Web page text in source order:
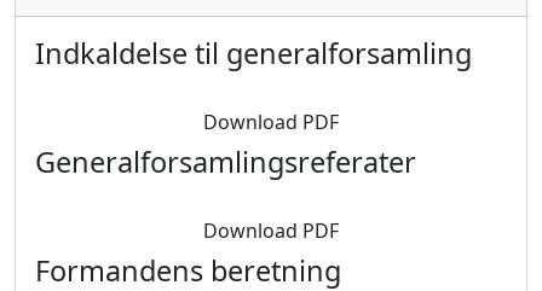
Indkaldelse til generalforsamling
Download PDF
Generalforsamlingsreferater
Download PDF
Formandens beretning